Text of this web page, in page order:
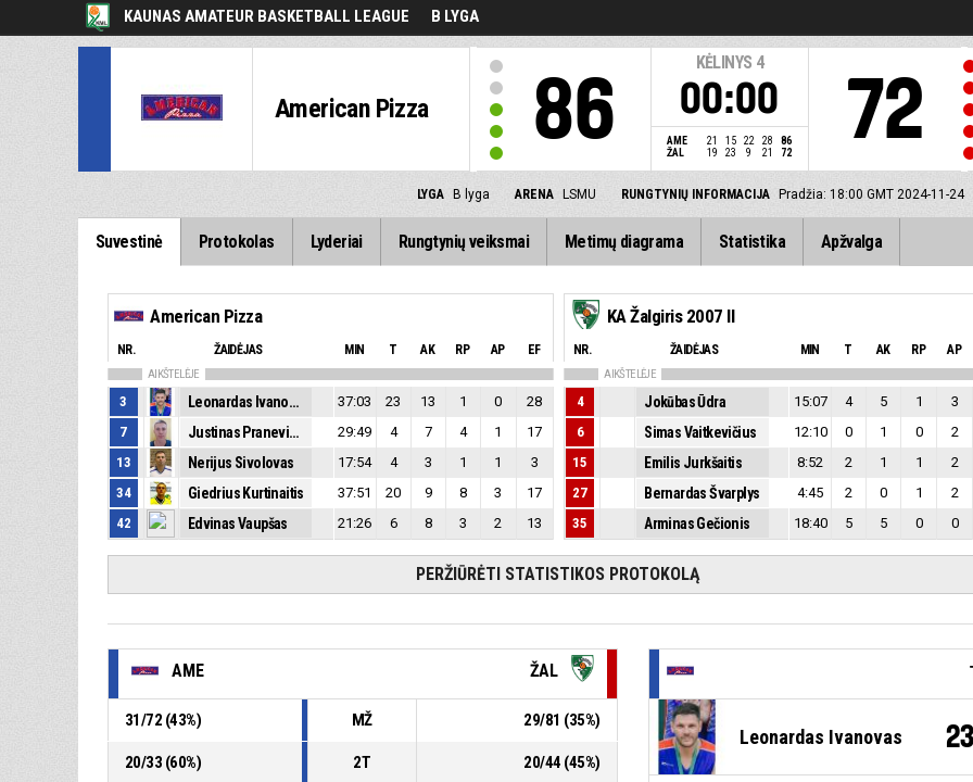
KAUNAS AMATEUR BASKETBALL LEAGUE B LYGA
American Pizza 86
KĖLINYS 4
00:00
AME 21 15 22 28
86
ŽAL
19 23 9 21 72 72
LYGA B lyga ARENA LSMU RUNGTYNIŲ INFORMACIJA Pradžia: 18:00 GMT 2024-11-24
Suvestinė Protokolas Lyderiai Rungtynių veiksmai Metimų diagrama Statistika Apžvalga
American Pizza
NR. ŽAIDĖJAS MIN T AK RP AP EF
AIKŠTELĖJE
3 Leonardas Ivanovas 37:03 23 13 1 0
28
7
Justinas Pranevičius 29:49 4 7 4 1
17
13
Nerijus Sivolovas 17:54 4 3 1 1
3
34
Giedrius Kurtinaitis 37:51 20 9 8 3
17
42
Edvinas Vaupšas 21:26 6 8 3 2 13
KA Žalgiris 2007 II
NR. ŽAIDĖJAS MIN T AK RP AP
AIKŠTELĖJE
4 Jokūbas Ūdra 15:07 4 5 1 3
6
Simas Vaitkevičius 12:10 0 1 0 2
15
Emilis Jurkšaitis 8:52 2 1 1 2
27
Bernardas Švarplys 4:45 2 0 1 2
35
Arminas Gečionis 18:40 5 5 0 0
PERŽIŪRĖTI STATISTIKOS PROTOKOLĄ
AME ŽAL
31/72 (43%) MŽ 29/81 (35%)
20/33 (60%) 2T 20/44 (45%)
Leonardas Ivanovas 23